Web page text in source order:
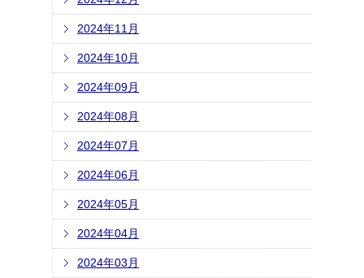
2024年11月
2024年10月
2024年09月
2024年08月
2024年07月
2024年06月
2024年05月
2024年04月
2024年03月